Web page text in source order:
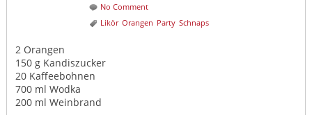
No Comment
Likör Orangen Party Schnaps
2 Orangen
150 g Kandiszucker
20 Kaffeebohnen
700 ml Wodka
200 ml Weinbrand